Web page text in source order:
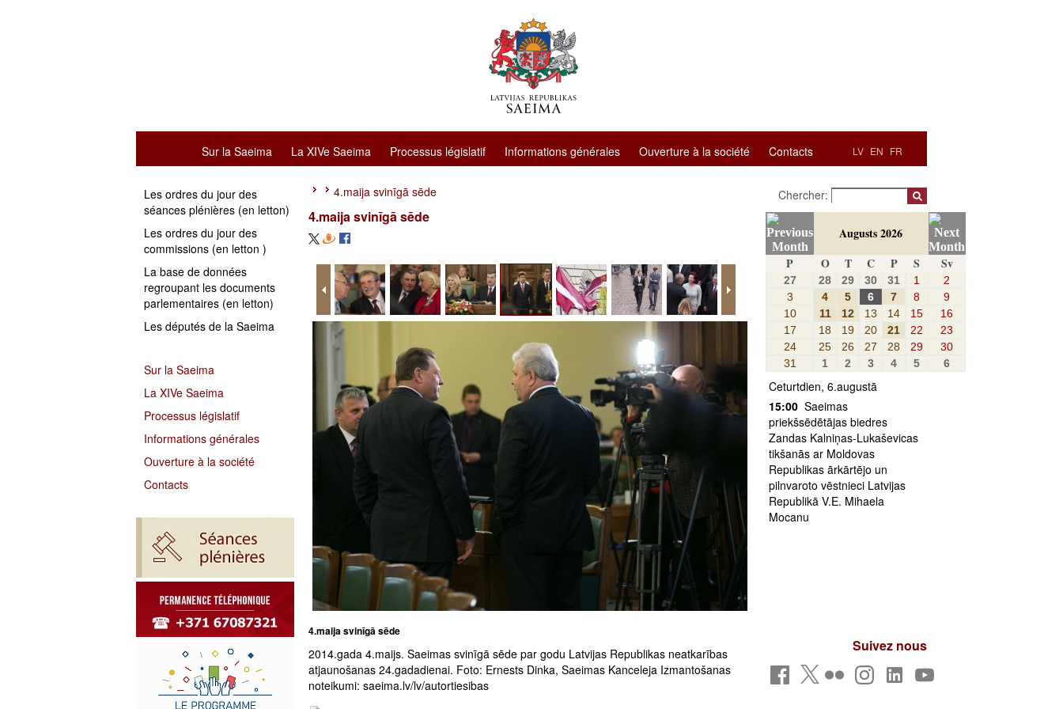
LV EN FR
Sur la Saeima La XIVe Saeima Processus législatif Informations générales Ouverture à la société Contacts
Les ordres du jour des
séances plénières (en letton)
Les ordres du jour des
commissions (en letton )
La base de données
regroupant les documents
parlementaires (en letton)
Les députés de la Saeima
Sur la Saeima
La XIVe Saeima
Processus législatif
Informations générales
Ouverture à la société
Contacts
4.maija svinīgā sēde
4.maija svinīgā sēde
4.maija svinīgā sēde
2014.gada 4.maijs. Saeimas svinīgā sēde par godu Latvijas Republikas neatkarības
atjaunošanas 24.gadadienai. Foto: Ernests Dinka, Saeimas Kanceleja Izmantošanas
noteikumi: saeima.lv/lv/autortiesibas
Chercher:
Augusts 2026
P
O T C P S Sv
27 28 29 30 31 1
2
3
4 5 6 7 8
9
10
11 12 13 14 15
16
17
18 19 20 21 22
23
24
25 26 27 28 29
30
31
1 2 3 4 5 6
Ceturtdien, 6.augustā
15:00 Saeimas
priekšsēdētājas biedres
Zandas Kalniņas-Lukaševicas
tikšanās ar Moldovas
Republikas ārkārtējo un
pilnvaroto vēstnieci Latvijas
Republikā V.E. Mihaela
Mocanu
Suivez nous